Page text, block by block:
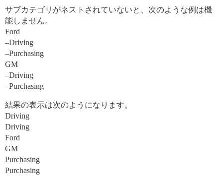
サブカテゴリがネストされていないと、次のような例は機
能しません。
Ford
–Driving
–Purchasing
GM
–Driving
–Purchasing
結果の表示は次のようになります。
Driving
Driving
Ford
GM
Purchasing
Purchasing